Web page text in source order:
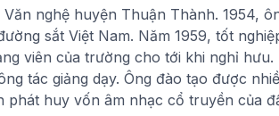
nghệ huyện Thuận Thành. 1954,
sắt Việt Nam. Năm 1959, tốt
viên của trường cho tới khi nghỉ
tác giảng dạy. Ông đào tạo được
huy vốn âm nhạc cổ truyền của